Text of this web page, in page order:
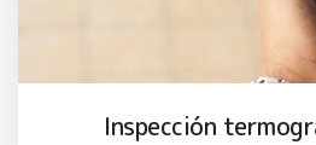
Inspección